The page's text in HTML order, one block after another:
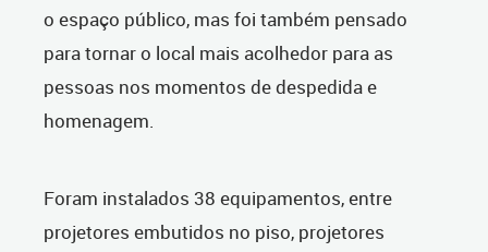
o espaço público, mas foi também pensado
para tornar o local mais acolhedor para as
pessoas nos momentos de despedida e
homenagem.
Foram instalados 38 equipamentos, entre
projetores embutidos no piso, projetores